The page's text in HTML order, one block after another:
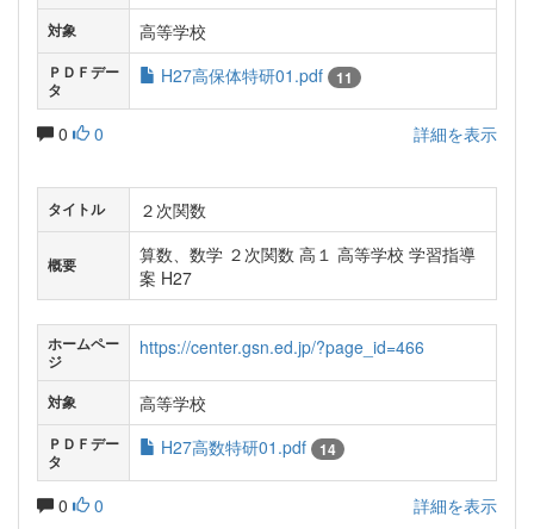
対象 高等学校
ＰＤＦデー
タ
H27高保体特研01.pdf 11
0 0 詳細を表示
タイトル ２次関数
概要
算数、数学 ２次関数 高１ 高等学校 学習指導
案 H27
ホームペー
ジ
https://center.gsn.ed.jp/?page_id=466
対象 高等学校
ＰＤＦデー
タ
H27高数特研01.pdf 14
0 0 詳細を表示